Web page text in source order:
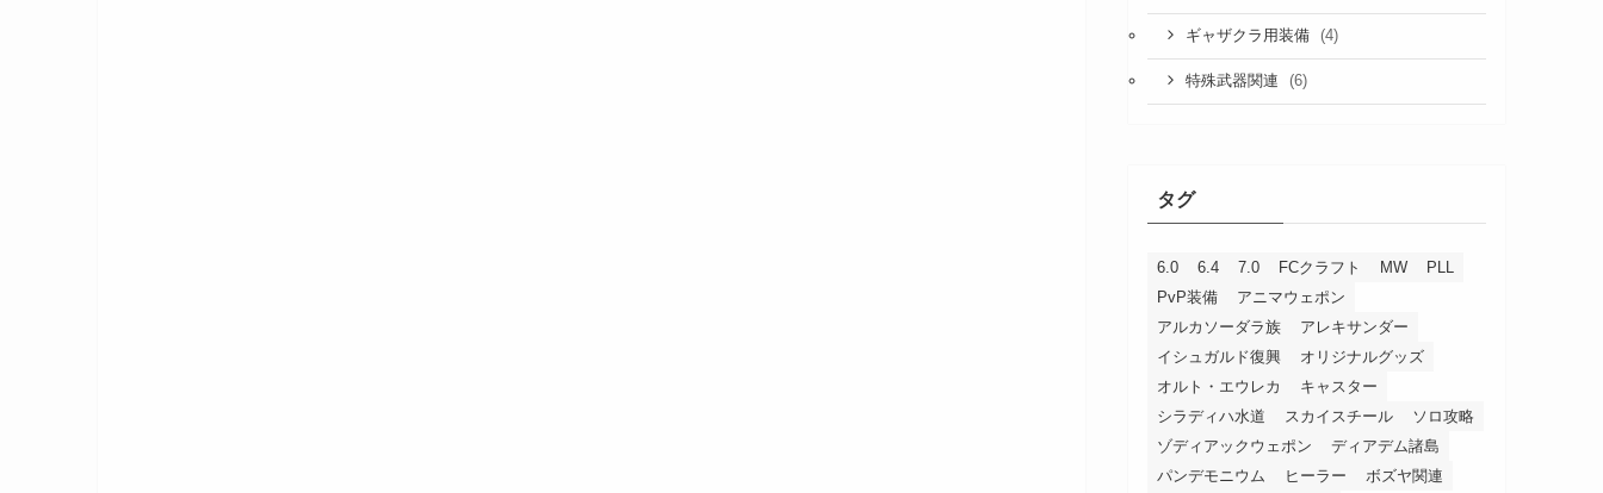
ギャザクラ用装備 (4)
特殊武器関連 (6)
タグ
6.0 6.4 7.0 FCクラフト MW
PLL
PvP装備
アニマウェポン
アルカソーダラ族
アレキサンダー
イシュガルド復興
オリジナルグッズ
オルト・エウレカ
キャスター
シラディハ水道
スカイスチール
ソロ攻略
ゾディアックウェポン
ディアデム諸島
パンデモニウム
ヒーラー ボズヤ関連